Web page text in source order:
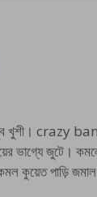
খুশী। crazy
ভাগ্যে
কুয়েত পাড়ি